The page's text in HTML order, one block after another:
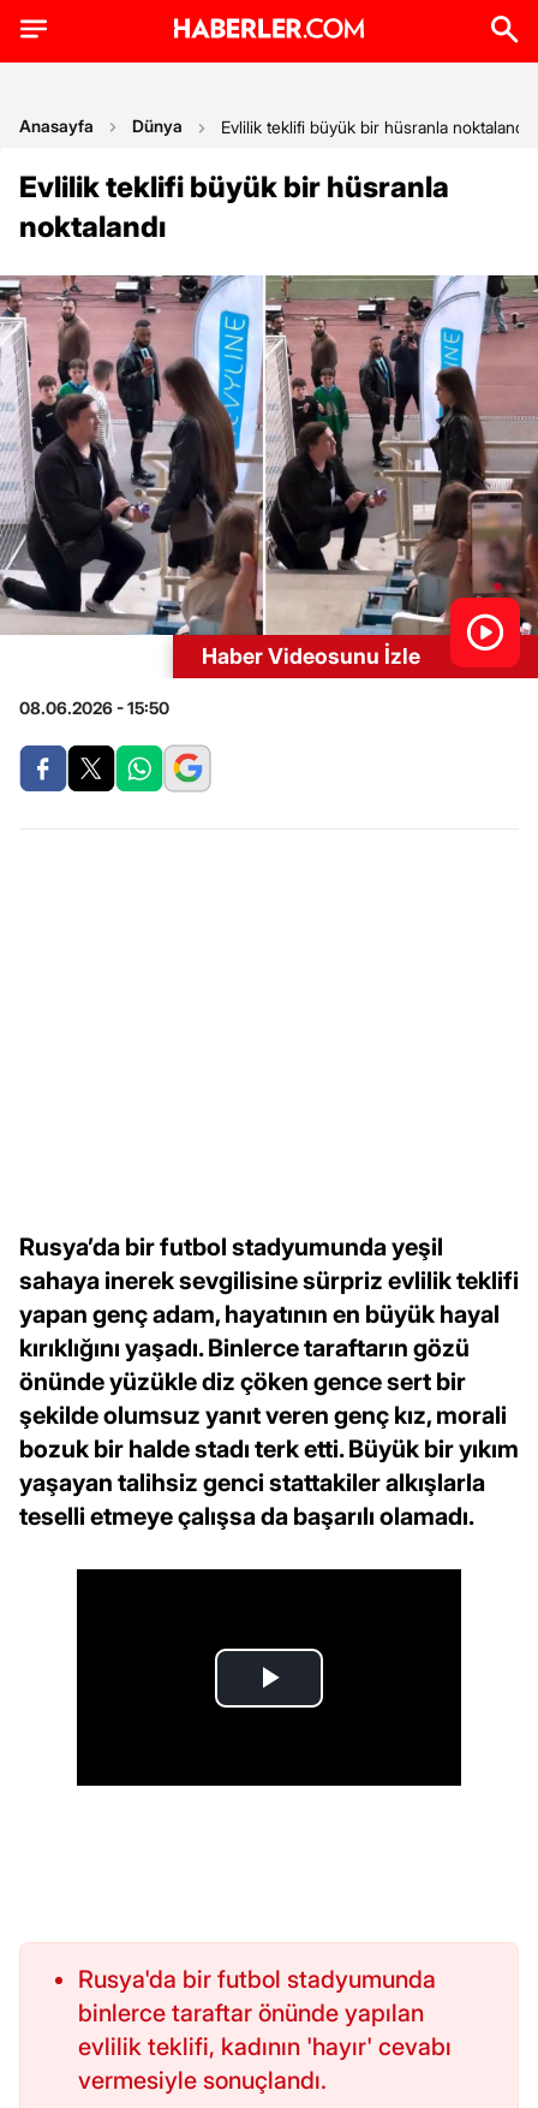
Anasayfa Dünya Evlilik teklifi büyük bir hüsranla noktalandı
Evlilik teklifi büyük bir hüsranla
noktalandı
Haber Videosunu İzle
08.06.2026 - 15:50
Rusya’da bir futbol stadyumunda yeşil
sahaya inerek sevgilisine sürpriz evlilik teklifi
yapan genç adam, hayatının en büyük hayal
kırıklığını yaşadı. Binlerce taraftarın gözü
önünde yüzükle diz çöken gence sert bir
şekilde olumsuz yanıt veren genç kız, morali
bozuk bir halde stadı terk etti. Büyük bir yıkım
yaşayan talihsiz genci stattakiler alkışlarla
teselli etmeye çalışsa da başarılı olamadı.
Rusya'da bir futbol stadyumunda
binlerce taraftar önünde yapılan
evlilik teklifi, kadının 'hayır' cevabı
vermesiyle sonuçlandı.